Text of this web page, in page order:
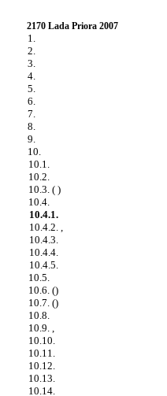
2170 Lada Priora 2007
1.
2.
3.
4.
5.
6.
7.
8.
9.
10.
10.1.
10.2.
10.3. ( )
10.4.
10.4.1.
10.4.2. ,
10.4.3.
10.4.4.
10.4.5.
10.5.
10.6. ()
10.7. ()
10.8.
10.9. ,
10.10.
10.11.
10.12.
10.13.
10.14.